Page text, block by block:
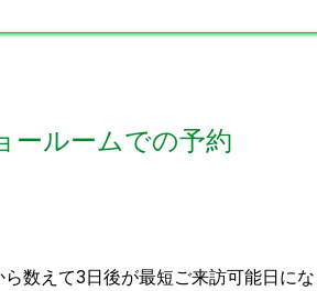
ールームでの予約
数えて3日後が最短ご来訪可能日に